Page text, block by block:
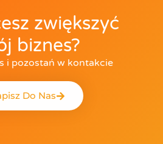
zwiększyć
biznes?
i pozostań w kontakcie
Do Nas